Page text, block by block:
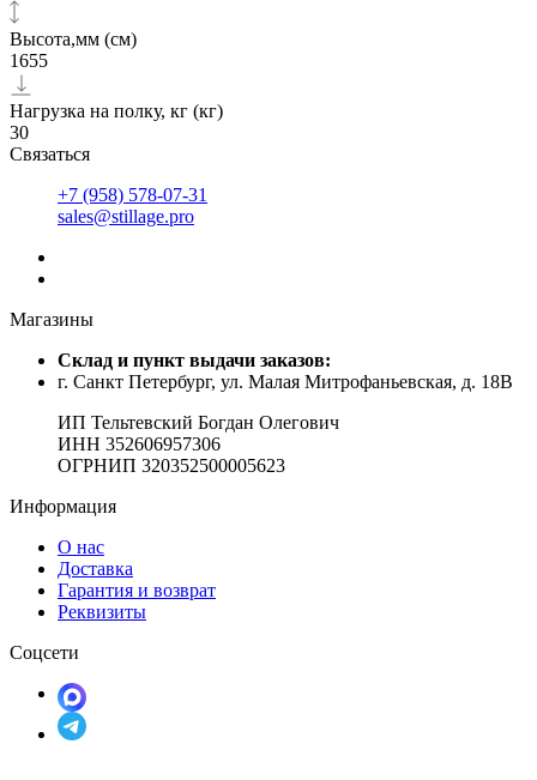
Высота,мм (см)
1655
Нагрузка на полку, кг (кг)
30
Связаться
+7 (958) 578-07-31
sales@stillage.pro
Магазины
Cклад и пункт выдачи заказов:
г. Санкт Петербург, ул. Малая Митрофаньевская, д. 18В
ИП Тельтевский Богдан Олегович
ИНН 352606957306
ОГРНИП 320352500005623
Информация
О нас
Доставка
Гарантия и возврат
Реквизиты
Соцсети